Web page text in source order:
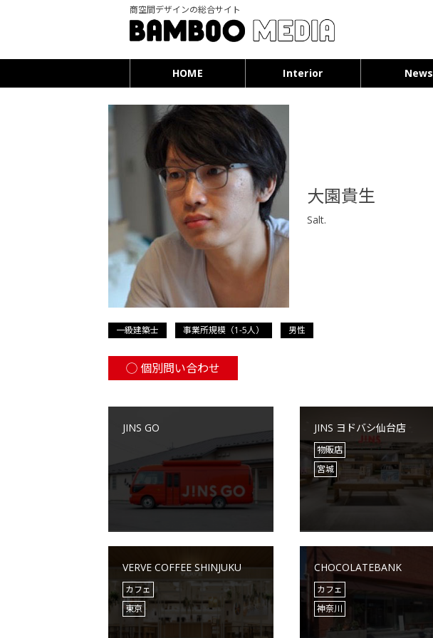
商空間デザインの総合サイト
HOME Interior News
大園貴生
Salt.
一級建築士 事業所規模（1-5人） 男性
個別問い合わせ
JINS GO JINS ヨドバシ仙台店
物販店
宮城
VERVE COFFEE SHINJUKU
カフェ
東京
CHOCOLATEBANK
カフェ
神奈川